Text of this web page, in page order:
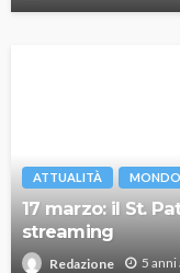
ATTUALITÀ MONDO
17 marzo: il St.
streaming
Redazione 5 anni